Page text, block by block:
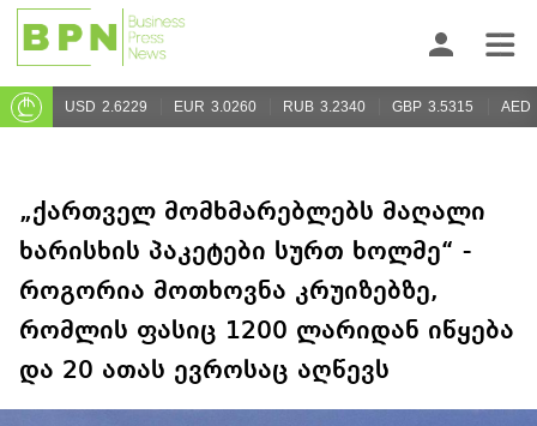
USD 2.6229 EUR 3.0260 RUB 3.2340 GBP 3.5315 AED
„ქართველ მომხმარებლებს მაღალი
ხარისხის პაკეტები სურთ ხოლმე“ -
როგორია მოთხოვნა კრუიზებზე,
რომლის ფასიც 1200 ლარიდან იწყება
და 20 ათას ევროსაც აღწევს